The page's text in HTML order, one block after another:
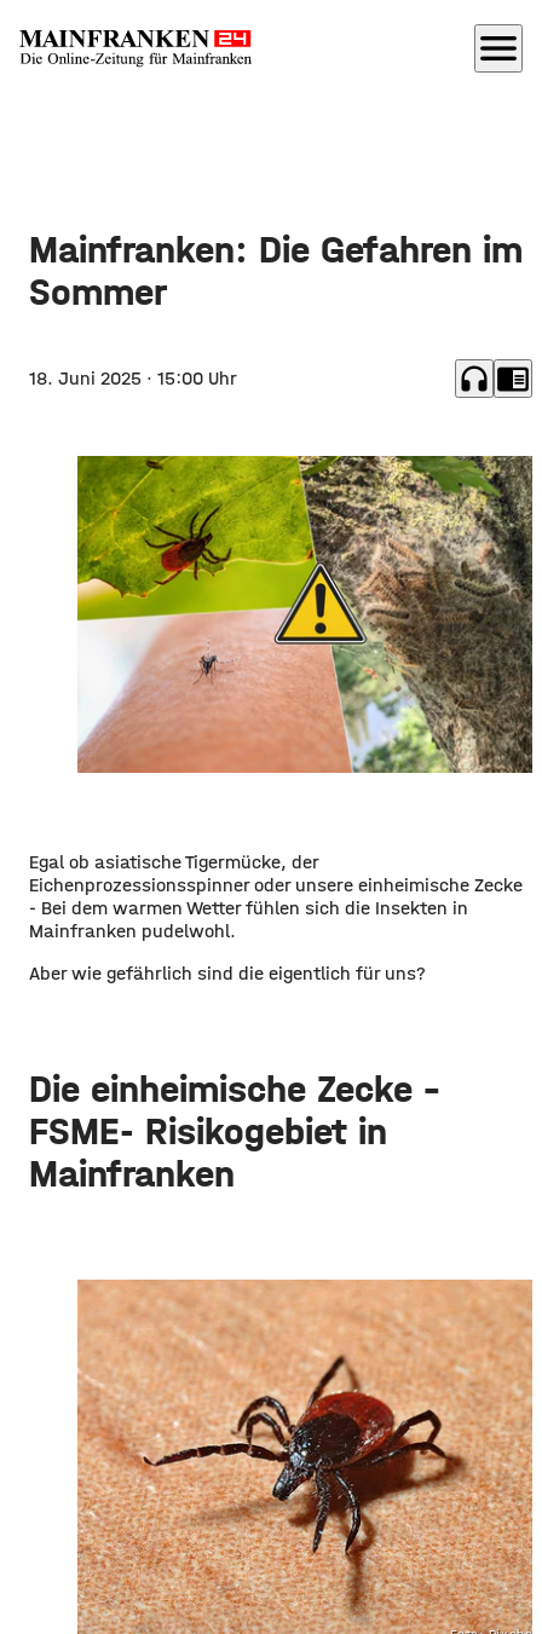
menu
Mainfranken: Die Gefahren im
Sommer
18. Juni 2025 · 15:00 Uhr headphones chrome_reader_mode
Egal ob asiatische Tigermücke, der
Eichenprozessionsspinner oder unsere einheimische Zecke
- Bei dem warmen Wetter fühlen sich die Insekten in
Mainfranken pudelwohl.
Aber wie gefährlich sind die eigentlich für uns?
Die einheimische Zecke -
FSME- Risikogebiet in
Mainfranken